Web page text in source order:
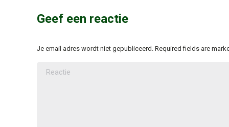
Geef een reactie
Je email adres wordt niet gepubliceerd. Required fields are
Reactie